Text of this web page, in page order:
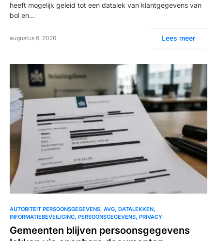
heeft mogelijk geleid tot een datalek van klantgegevens van
bol en…
augustus 6, 2026 Lees meer
AUTORITEIT PERSOONSGEGEVENS AVG DATALEKKEN
INFORMATIEBEVEILIGING PERSOONSGEGEVENS PRIVACY
Gemeenten blijven persoonsgegevens